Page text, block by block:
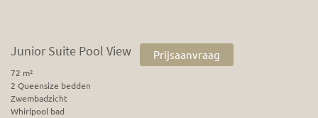
Junior Suite Pool View Prijsaanvraag
72 m²
2 Queensize bedden
Zwembadzicht
Whirlpool bad